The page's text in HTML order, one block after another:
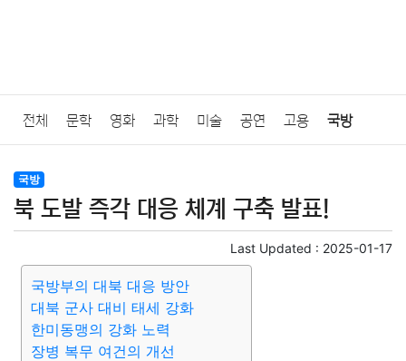
전체 문학 영화 과학 미술 공연 고용 국방
법률
질병 가요 방송 일상 주식 암호화폐 블록체인
결혼 육아 반려동물 패션 미용
요리 상품리뷰 원예 금융
국방
북 도발 즉각 대응 체계 구축 발표!
Last Updated : 2025-01-17
국방부의 대북 대응 방안
대북 군사 대비 태세 강화
한미동맹의 강화 노력
장병 복무 여건의 개선